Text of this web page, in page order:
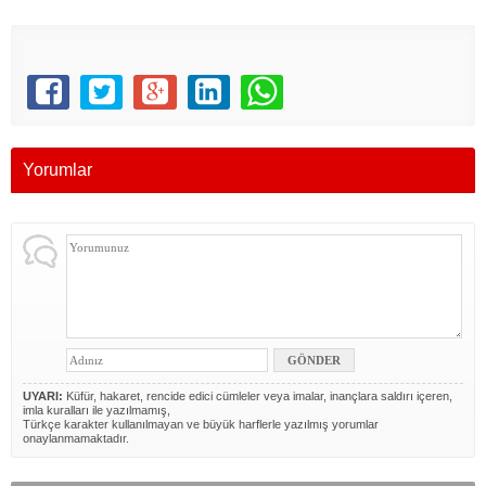
Yorumlar
UYARI: Küfür, hakaret, rencide edici cümleler veya imalar, inançlara saldırı içeren,
imla kuralları ile yazılmamış,
Türkçe karakter kullanılmayan ve büyük harflerle yazılmış yorumlar
onaylanmamaktadır.